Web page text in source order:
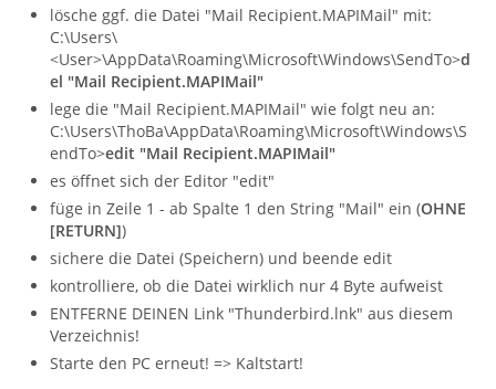
lösche ggf. die Datei "Mail Recipient.MAPIMail" mit:
C:\Users\
<User>\AppData\Roaming\Microsoft\Windows\SendTo>d
el "Mail Recipient.MAPIMail"
lege die "Mail Recipient.MAPIMail" wie folgt neu an:
C:\Users\ThoBa\AppData\Roaming\Microsoft\Windows\S
endTo>edit "Mail Recipient.MAPIMail"
es öffnet sich der Editor "edit"
füge in Zeile 1 - ab Spalte 1 den String "Mail" ein (OHNE
[RETURN])
sichere die Datei (Speichern) und beende edit
kontrolliere, ob die Datei wirklich nur 4 Byte aufweist
ENTFERNE DEINEN Link "Thunderbird.lnk" aus diesem
Verzeichnis!
Starte den PC erneut! => Kaltstart!